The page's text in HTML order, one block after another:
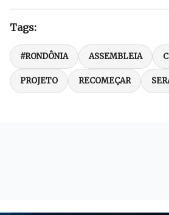
Tags:
#RONDÔNIA ASSEMBLEIA
PROJETO RECOMEÇAR